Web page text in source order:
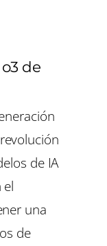
de
de IA
una
de